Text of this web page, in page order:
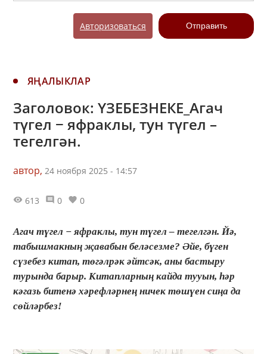
Авторизоваться Отправить
ЯҢАЛЫКЛАР
Заголовок: ҮЗЕБЕЗНЕКЕ_Агач
түгел − яфраклы, тун түгел –
тегелгән.
автор, 24 ноября 2025 - 14:57
613 0 0
Агач түгел − яфраклы, тун түгел – тегелгән. Йә,
табышмакның җавабын беләсезме? Әйе, бүген
сүзебез китап, төгәлрәк әйтсәк, аны бастыру
турында барыр. Китапларның кайда тууын, һәр
кәгазь битенә хәрефләрнең ничек төшүен сиңа да
сөйләрбез!